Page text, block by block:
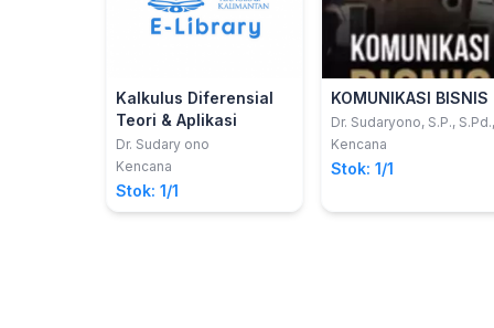
Kalkulus Diferensial
Teori & Aplikasi
Dr. Sudary ono
Kencana
Stok: 1/1
KOMUNIKASI BISNIS
Dr. Sudaryono, S.P., S.Pd.,
M.Pd.
Kencana
Stok: 1/1